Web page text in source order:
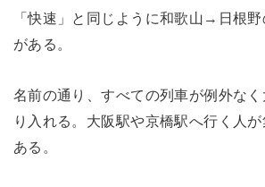
「快速」と同じように和歌山→日根
がある。
名前の通り、すべての列車が例外な
り入れる。大阪駅や京橋駅へ行く人
ある。